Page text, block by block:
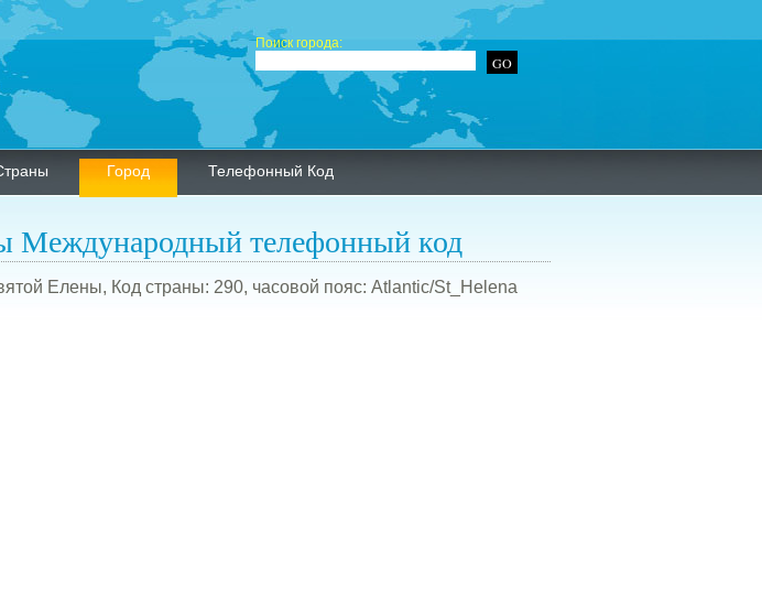
Поиск города:
Город Телефонный Код
Международный телефонный код
Елены, Код страны: 290, часовой пояс: Atlantic/St_Helena